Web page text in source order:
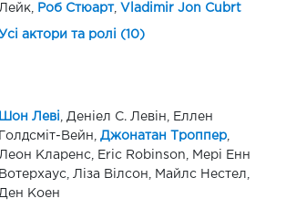
Лейк,
Роб Стюарт, Vladimir Jon Cubrt
Усі актори та ролі (10)
Шон Леві , Деніел С. Левін, Еллен
Голдсміт-Вейн, Джонатан Троппер,
Леон Кларенс, Eric Robinson, Мері Енн
Вотерхаус, Ліза Вілсон, Майлс Нестел,
Ден Коен